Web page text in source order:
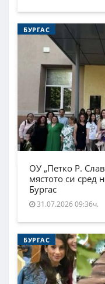
БУРГАС
ОУ „Петко Р.
мястото си сред
Бургас
31.07.2026 09:36ч.
БУРГАС